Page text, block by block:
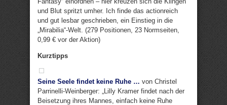
und Blut spritzt umher. Ich finde das actionreich
und gut lesbar geschrieben, ein Einstieg in die
„Mirabilia“-Welt. (279 Positionen, 23 Normseiten,
0,99 € vor der Aktion)
Kurztipps
Seine Seele findet keine Ruhe … von Christel
Parrinelli-Weinberger: „Lilly Kramer findet nach der
Beisetzung ihres Mannes, einfach keine Ruhe